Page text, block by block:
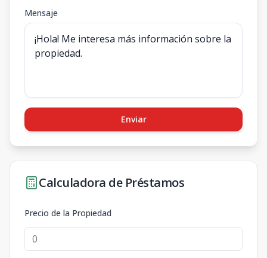
Mensaje
Enviar
Calculadora de Préstamos
Precio de la Propiedad